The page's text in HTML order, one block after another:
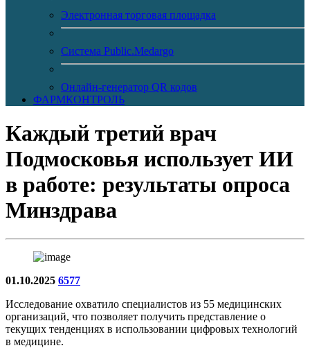
Электронная торговая площадка
Система Public.Medargo
Онлайн-генератор QR кодов
ФАРМКОНТРОЛЬ
Каждый третий врач
Подмосковья использует ИИ
в работе: результаты опроса
Минздрава
01.10.2025 6577
Исследование охватило специалистов из 55 медицинских
организаций, что позволяет получить представление о
текущих тенденциях в использовании цифровых технологий
в медицине.